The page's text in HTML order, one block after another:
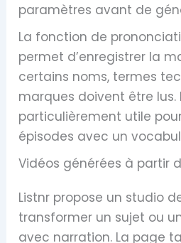
paramètres avant de
La fonction de
permet d’enregistrer la
certains noms, termes
marques doivent être lus.
particulièrement utile
épisodes avec un
Vidéos générées à partir
Listnr propose un studio
transformer un sujet ou
avec narration. La page